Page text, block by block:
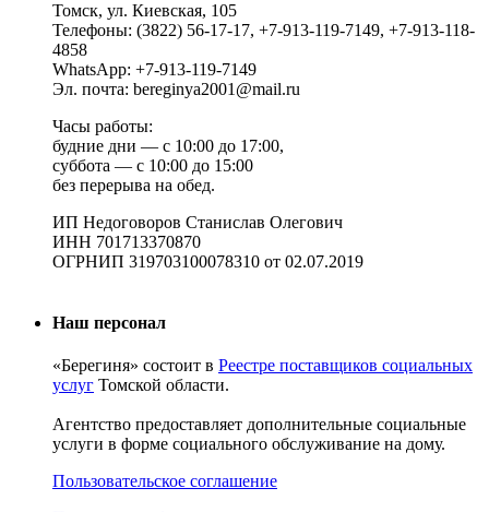
Томск, ул. Киевская, 105
Телефоны: (3822) 56-17-17, +7-913-119-7149, +7-913-118-
4858
WhatsApp: +7-913-119-7149
Эл. почта: bereginya2001@mail.ru
Часы работы:
будние дни — с 10:00 до 17:00,
суббота — с 10:00 до 15:00
без перерыва на обед.
ИП Недоговоров Станислав Олегович
ИНН 701713370870
ОГРНИП 319703100078310 от 02.07.2019
Наш персонал
«Берегиня» состоит в Реестре поставщиков социальных
услуг Томской области.
Агентство предоставляет дополнительные социальные
услуги в форме социального обслуживание на дому.
Пользовательское соглашение